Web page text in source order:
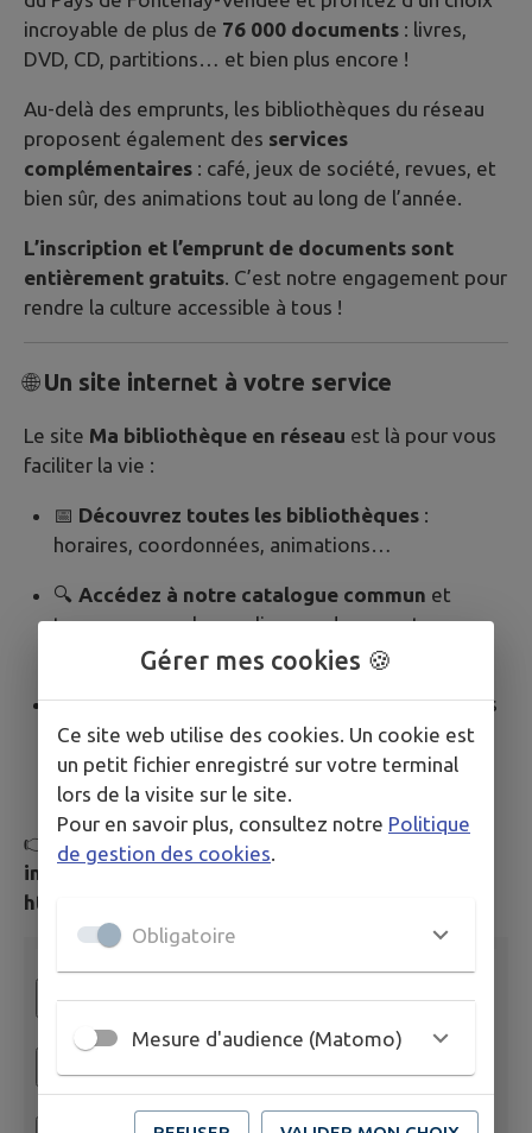
incroyable de plus de 76 000 documents : livres,
DVD, CD, partitions… et bien plus encore !
Au-delà des emprunts, les bibliothèques du réseau
proposent également des services
complémentaires : café, jeux de société, revues, et
bien sûr, des animations tout au long de l’année.
L’inscription et l’emprunt de documents sont
entièrement gratuits. C’est notre engagement pour
rendre la culture accessible à tous !
🌐Un site internet à votre service
Le site Ma bibliothèque en réseau est là pour vous
faciliter la vie :
📅 Découvrez toutes les bibliothèques :
horaires, coordonnées, animations…
🔍 Accédez à notre catalogue commun et
trouvez en quelques clics vos documents
📝Gérez votre compte adhérent: réservez des
livres, prolongez vos prêts, faites des
suggestions d’achat, inscrivez-vous aux
animations…
👉 Rendez-vous dès maintenant
internet Ma bibliothèque en réseau 👉
https://biblios.fontenayvendee.fr
Gérer mes cookies 🍪
Ce site web utilise des cookies. Un cookie est
un petit fichier enregistré sur votre terminal
lors de la visite sur le site.
Pour en savoir plus, consultez notre Politique
de gestion des cookies.
Obligatoire
Mesure d'audience (Matomo)